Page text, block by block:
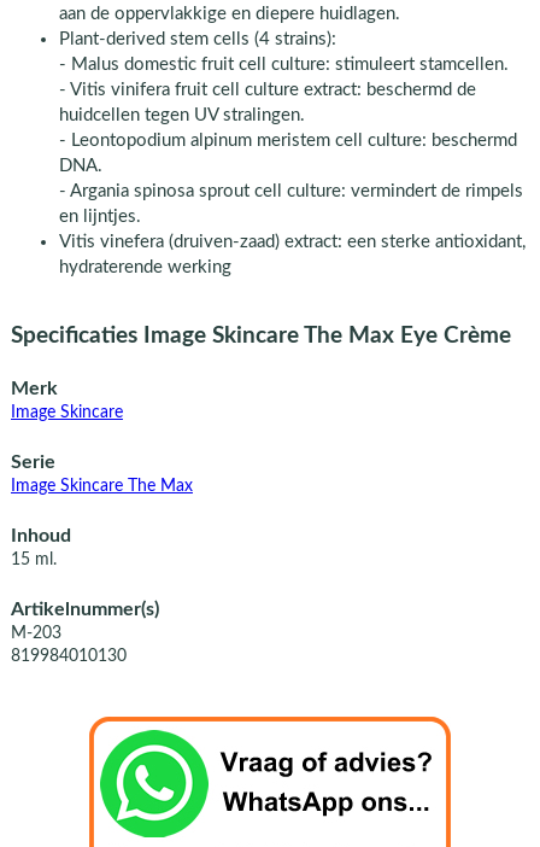
aan de oppervlakkige en diepere huidlagen.
Plant-derived stem cells (4 strains):
- Malus domestic fruit cell culture: stimuleert stamcellen.
- Vitis vinifera fruit cell culture extract: beschermd de
huidcellen tegen UV stralingen.
- Leontopodium alpinum meristem cell culture: beschermd
DNA.
- Argania spinosa sprout cell culture: vermindert de rimpels
en lijntjes.
Vitis vinefera (druiven-zaad) extract: een sterke antioxidant,
hydraterende werking
Specificaties Image Skincare The Max Eye Crème
Merk
Image Skincare
Serie
Image Skincare The Max
Inhoud
15 ml.
Artikelnummer(s)
M-203
819984010130